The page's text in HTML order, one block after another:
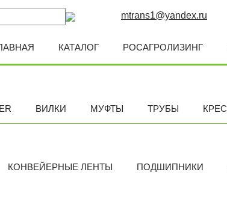
mtrans1@yandex.ru
КАТАЛОГ РОСАГРОЛИЗИНГ
ВИЛКИ МУФТЫ ТРУБЫ
КОНВЕЙЕРНЫЕ ЛЕНТЫ ПОДШИПНИКИ